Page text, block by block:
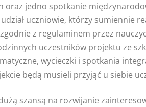
oraz jedno spotkanie
uczniowie, którzy sumiennie
z regulaminem przez
uczestników projektu ze
wycieczki i spotkania
będą musieli przyjąć u siebie
szansą na rozwijanie